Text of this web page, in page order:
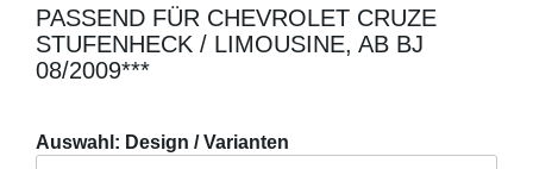
PASSEND FÜR CHEVROLET CRUZE
STUFENHECK / LIMOUSINE, AB BJ
08/2009***
Auswahl: Design / Varianten